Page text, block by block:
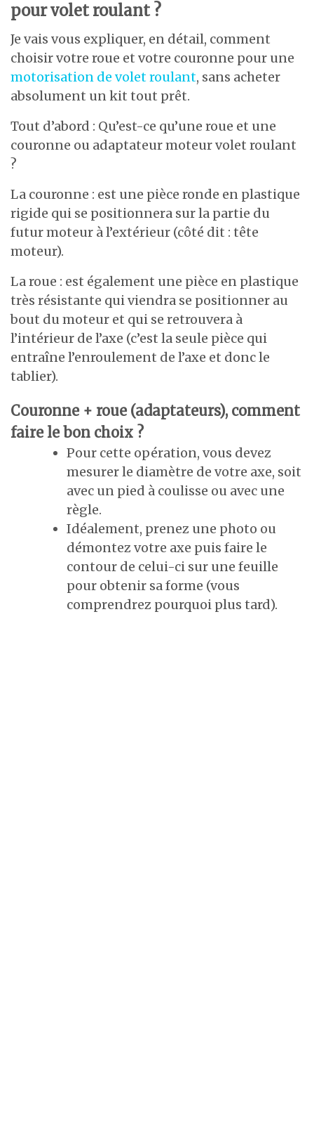
pour volet roulant ?
Je vais vous expliquer, en détail, comment
choisir votre roue et votre couronne pour une
motorisation de volet roulant, sans acheter
absolument un kit tout prêt.
Tout d’abord : Qu’est-ce qu’une roue et une
couronne ou adaptateur moteur volet roulant
?
La couronne : est une pièce ronde en plastique
rigide qui se positionnera sur la partie du
futur moteur à l’extérieur (côté dit : tête
moteur).
La roue : est également une pièce en plastique
très résistante qui viendra se positionner au
bout du moteur et qui se retrouvera à
l’intérieur de l’axe (c’est la seule pièce qui
entraîne l’enroulement de l’axe et donc le
tablier).
Couronne + roue (adaptateurs), comment
faire le bon choix ?
Pour cette opération, vous devez
mesurer le diamètre de votre axe, soit
avec un pied à coulisse ou avec une
règle.
Idéalement, prenez une photo ou
démontez votre axe puis faire le
contour de celui-ci sur une feuille
pour obtenir sa forme (vous
comprendrez pourquoi plus tard).